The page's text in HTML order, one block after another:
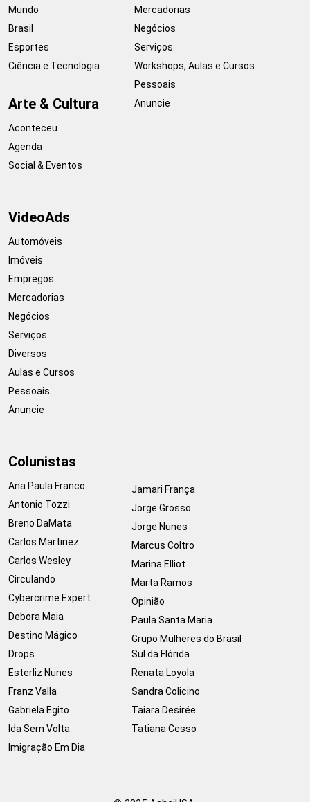
Mundo
Brasil
Esportes
Ciência e Tecnologia
Arte & Cultura
Aconteceu
Agenda
Social & Eventos
Mercadorias
Negócios
Serviços
Workshops, Aulas e Cursos
Pessoais
Anuncie
VideoAds
Automóveis
Imóveis
Empregos
Mercadorias
Negócios
Serviços
Diversos
Aulas e Cursos
Pessoais
Anuncie
Colunistas
Ana Paula Franco
Antonio Tozzi
Breno DaMata
Carlos Martinez
Carlos Wesley
Circulando
Cybercrime Expert
Debora Maia
Destino Mágico
Drops
Esterliz Nunes
Franz Valla
Gabriela Egito
Ida Sem Volta
Imigração Em Dia
Jamari França
Jorge Grosso
Jorge Nunes
Marcus Coltro
Marina Elliot
Marta Ramos
Opinião
Paula Santa Maria
Grupo Mulheres do Brasil
Sul da Flórida
Renata Loyola
Sandra Colicino
Taiara Desirée
Tatiana Cesso